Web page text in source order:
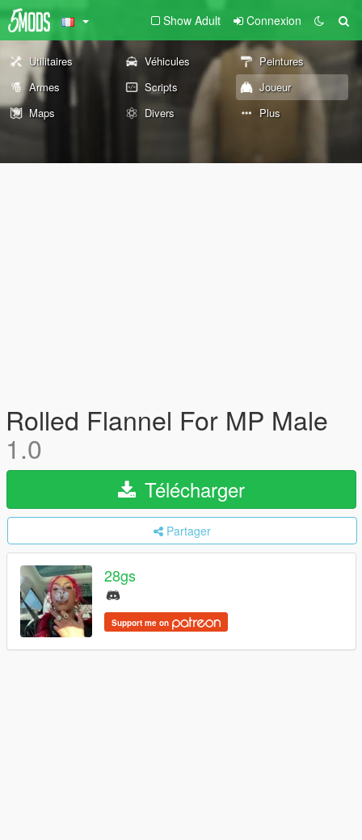
Show Adult Connexion
Utilitaires Véhicules
Peintures
Armes
Scripts
Joueur
Maps
Divers Plus
Rolled Flannel For MP Male
1.0
Télécharger
Partager
28gs
Support me on